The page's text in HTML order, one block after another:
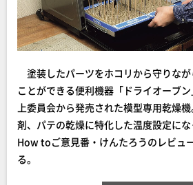
塗装したパーツをホコリから守りな
ことができる便利機器「ドライオーブ
上委員会から発売された模型専用乾燥
剤、パテの乾燥に特化した温度設定に
How toご意見番・けんたろうのレビュ
る。